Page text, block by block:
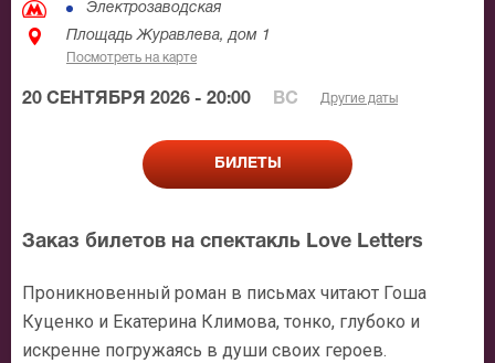
Электрозаводская
Площадь Журавлева, дом 1
Посмотреть на карте
20 СЕНТЯБРЯ 2026 - 20:00 ВС Другие даты
БИЛЕТЫ
Заказ билетов на спектакль Love Letters
Проникновенный роман в письмах читают Гоша
Куценко и Екатерина Климова, тонко, глубоко и
искренне погружаясь в души своих героев.